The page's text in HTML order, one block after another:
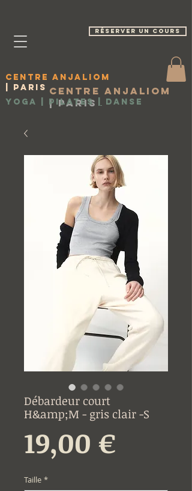
réserver un cours
Centre Anjaliom
| Paris
Yoga | Pilates
Danse
Centre Anjaliom
| Paris
Débardeur court
H&amp;M - gris clair -S
19,00 €
Taille *